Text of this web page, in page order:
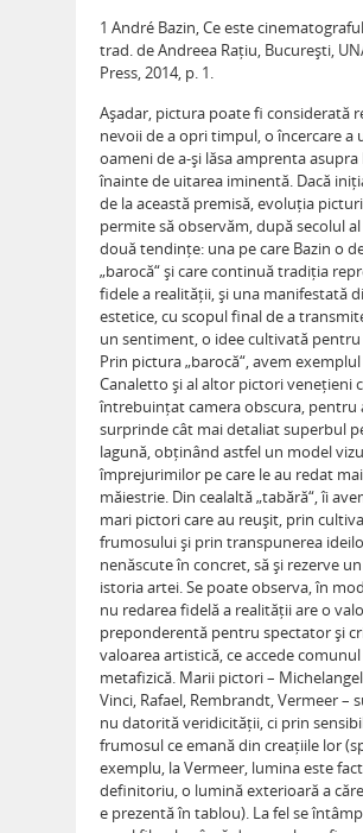
1 André Bazin, Ce este
trad. de Andreea Rațiu, București,
Press, 2014, p. 1.
Așadar, pictura poate fi considerată
nevoii de a opri timpul, o încercare a
oameni de a-și lăsa amprenta
înainte de uitarea iminentă. Dacă
de la această premisă, evoluția
permite să observăm, după secolul al
două tendințe: una pe care Bazin o
„barocă“ şi care continuă tradiția
fidele a realității, și una manifestată
estetice, cu scopul final de a
un sentiment, o idee cultivată pentru
Prin pictura „barocă“, avem
Canaletto și al altor pictori venețieni
întrebuințat camera obscura, pentru
surprinde cât mai detaliat superbul
lagună, obținând astfel un model
împrejurimilor pe care le au redat
măiestrie. Din cealaltă „tabără“, îi
mari pictori care au reușit, prin
frumosului și prin transpunerea
nenăscute în concret, să și rezerve
istoria artei. Se poate observa, în
nu redarea fidelă a realității are o
preponderentă pentru spectator și
valoarea artistică, ce accede
metafizică. Marii pictori –
Vinci, Rafael, Rembrandt, Vermeer –
nu datorită veridicității, ci prin
frumosul ce emană din creațiile lor
exemplu, la Vermeer, lumina este
definitoriu, o lumină exterioară a
e prezentă în tablou). La fel se